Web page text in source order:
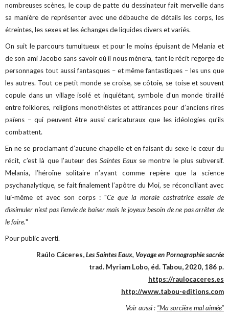
nombreuses scènes, le coup de patte du dessinateur fait merveille dans
sa manière de représenter avec une débauche de détails les corps, les
étreintes, les sexes et les échanges de liquides divers et variés.
On suit le parcours tumultueux et pour le moins épuisant de Melania et
de son ami Jacobo sans savoir où il nous mènera, tant le récit regorge de
personnages tout aussi fantasques – et même fantastiques – les uns que
les autres. Tout ce petit monde se croise, se côtoie, se toise et souvent
copule dans un village isolé et inquiétant, symbole d’un monde tiraillé
entre folklores, religions monothéistes et attirances pour d’anciens rires
païens – qui peuvent être aussi caricaturaux que les idéologies qu’ils
combattent.
En ne se proclamant d’aucune chapelle et en faisant du sexe le cœur du
récit, c’est là que l’auteur des Saintes Eaux se montre le plus subversif.
Melania, l’héroïne solitaire n’ayant comme repère que la science
psychanalytique, se fait finalement l’apôtre du Moi, se réconciliant avec
lui-même et avec son corps : "Ce que la morale castratrice essaie de
dissimuler n’est pas l’envie de baiser mais le joyeux besoin de ne pas arrêter de
le faire."
Pour public averti.
Raúlo Cáceres,Les Saintes Eaux, Voyage en Pornographie sacrée
trad. Myriam Lobo, éd. Tabou, 2020, 186 p.
https://raulocaceres.es
http://www.tabou-editions.com
Voir aussi : "Ma sorcière mal aimée"